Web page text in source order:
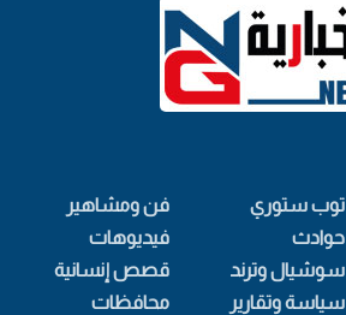
توب ستوري
حوادث
سوشيال وترند
سياسة وتقارير
فن ومشاهير
فيديوهات
قصص إنسانية
محافظات